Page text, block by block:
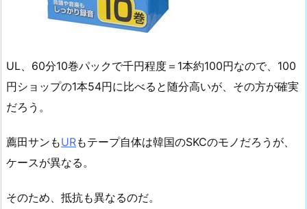
UL、60分10巻パックで千円程度＝1本約100円なので、100
円ショップの1本54円に比べると随分高いが、その方が確実
だろう。
薦田サンもURもテープ自体は韓国のSKCのモノだろうが、
ケースが異なる。
そのため、抵抗も異なるのだ。